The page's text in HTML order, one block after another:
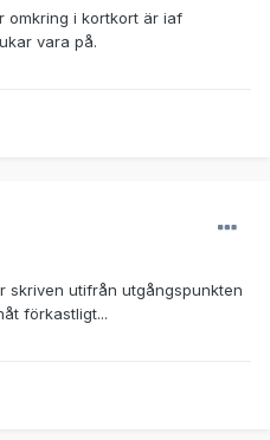
omkring i kortkort är iaf
vara på.
skriven utifrån utgångspunkten
förkastligt...